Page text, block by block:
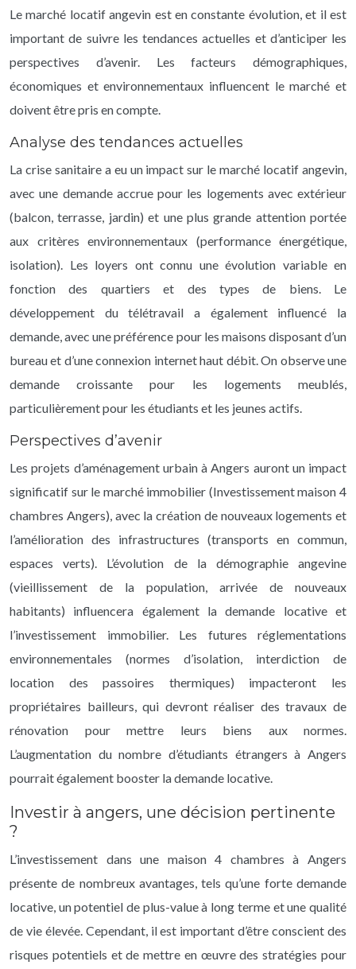
Le marché locatif angevin est en constante évolution, et il est
important de suivre les tendances actuelles et d’anticiper les
perspectives d’avenir. Les facteurs démographiques,
économiques et environnementaux influencent le marché et
doivent être pris en compte.
Analyse des tendances actuelles
La crise sanitaire a eu un impact sur le marché locatif angevin,
avec une demande accrue pour les logements avec extérieur
(balcon, terrasse, jardin) et une plus grande attention portée
aux critères environnementaux (performance énergétique,
isolation). Les loyers ont connu une évolution variable en
fonction des quartiers et des types de biens. Le
développement du télétravail a également influencé la
demande, avec une préférence pour les maisons disposant d’un
bureau et d’une connexion internet haut débit. On observe une
demande croissante pour les logements meublés,
particulièrement pour les étudiants et les jeunes actifs.
Perspectives d’avenir
Les projets d’aménagement urbain à Angers auront un impact
significatif sur le marché immobilier (Investissement maison 4
chambres Angers), avec la création de nouveaux logements et
l’amélioration des infrastructures (transports en commun,
espaces verts). L’évolution de la démographie angevine
(vieillissement de la population, arrivée de nouveaux
habitants) influencera également la demande locative et
l’investissement immobilier. Les futures réglementations
environnementales (normes d’isolation, interdiction de
location des passoires thermiques) impacteront les
propriétaires bailleurs, qui devront réaliser des travaux de
rénovation pour mettre leurs biens aux normes.
L’augmentation du nombre d’étudiants étrangers à Angers
pourrait également booster la demande locative.
Investir à angers, une décision pertinente
?
L’investissement dans une maison 4 chambres à Angers
présente de nombreux avantages, tels qu’une forte demande
locative, un potentiel de plus-value à long terme et une qualité
de vie élevée. Cependant, il est important d’être conscient des
risques potentiels et de mettre en œuvre des stratégies pour